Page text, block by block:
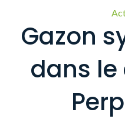
Gazon
dans le